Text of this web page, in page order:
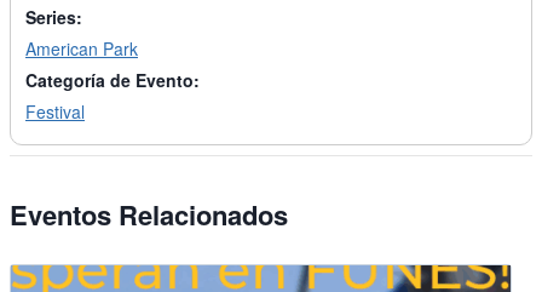
Series:
American Park
Categoría de Evento:
Festival
Eventos Relacionados